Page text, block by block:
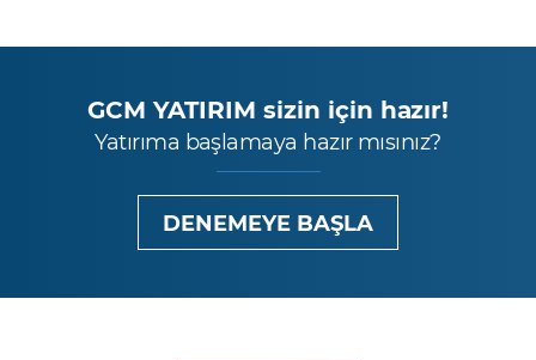
GCM YATIRIM sizin için hazır!
Yatırıma başlamaya hazır mısınız?
DENEMEYE BAŞLA